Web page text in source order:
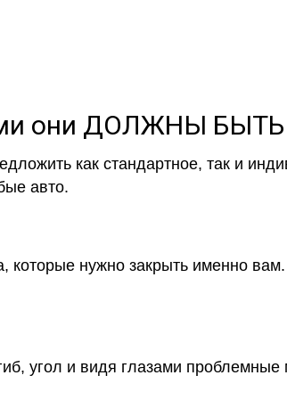
они ДОЛЖНЫ БЫТЬ
как стандартное, так и
авто.
нужно закрыть именно
угол и видя глазами проблемные